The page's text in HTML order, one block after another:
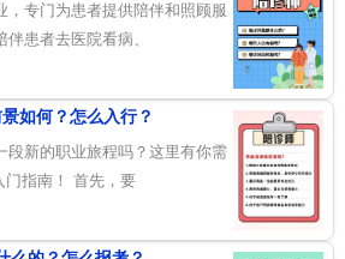
，专门为患者提供陪伴和照顾服
伴患者去医院看病、
如何？怎么入行？
段新的职业旅程吗？这里有你需
门指南！ 首先，要